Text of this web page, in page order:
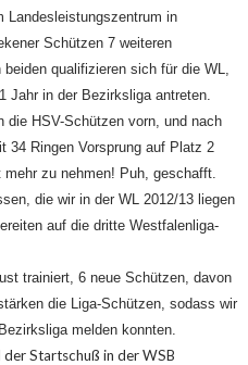
Landesleistungszentrum in
Schützen 7 weiteren
qualifizieren sich für die WL,
Jahr in der Bezirksliga antreten.
die HSV-Schützen vorn, und nach
34 Ringen Vorsprung auf Platz 2
zu nehmen! Puh, geschafft.
die wir in der WL 2012/13 liegen
auf die dritte Westfalenliga-
trainiert, 6 neue Schützen, davon
die Liga-Schützen, sodass wir
melden konnten.
Startschuß in der WSB